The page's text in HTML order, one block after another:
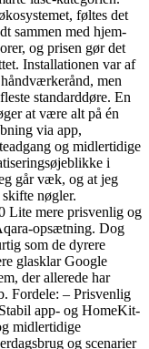
føltes det
sammen med hjem-
og prisen gør det
Installationen var af
men
standarddøre. En
at være alt på én
via app,
og midlertidige
i
går væk, og at jeg
nøgler.
Lite mere prisvenlig og
opsætning. Dog
som de dyrere
glasklar Google
der allerede har
Fordele: – Prisvenlig
app- og HomeKit-
midlertidige
og scenarier